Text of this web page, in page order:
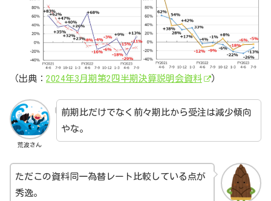
（出典： 2024年3月期第2四半期決算説明会資料 ）
荒波さん
前期比だけでなく前々期比から受注は減少傾向
やな。
ただこの資料同一為替レート比較している点が
秀逸。